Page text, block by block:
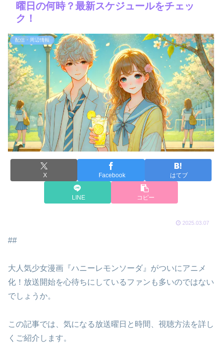
曜日の何時？最新スケジュールをチェッ
ク！
配信・周辺情報
X Facebook はてブ
LINE コピー
2025.03.07
##
大人気少女漫画『ハニーレモンソーダ』がついにアニメ
化！放送開始を心待ちにしているファンも多いのではない
でしょうか。
この記事では、気になる放送曜日と時間、視聴方法を詳し
くご紹介します。